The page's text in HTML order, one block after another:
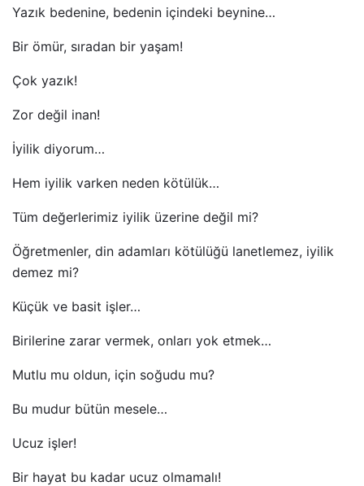
Yazık bedenine, bedenin içindeki beynine…
Bir ömür, sıradan bir yaşam!
Çok yazık!
Zor değil inan!
İyilik diyorum…
Hem iyilik varken neden kötülük…
Tüm değerlerimiz iyilik üzerine değil mi?
Öğretmenler, din adamları kötülüğü lanetlemez, iyilik
demez mi?
Küçük ve basit işler…
Birilerine zarar vermek, onları yok etmek…
Mutlu mu oldun, için soğudu mu?
Bu mudur bütün mesele…
Ucuz işler!
Bir hayat bu kadar ucuz olmamalı!